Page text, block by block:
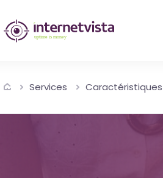
internetvista
-
Services Caractéristiques